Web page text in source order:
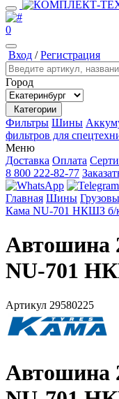
0
Вход /Регистрация
Город
Категории
Фильтры Шины
фильтров для
Меню
Доставка Оплата
8 800 222-82-77
Главная Шины
Кама NU-701 НКШЗ б/
Автошина
NU-701
Артикул 29580225
Автошина